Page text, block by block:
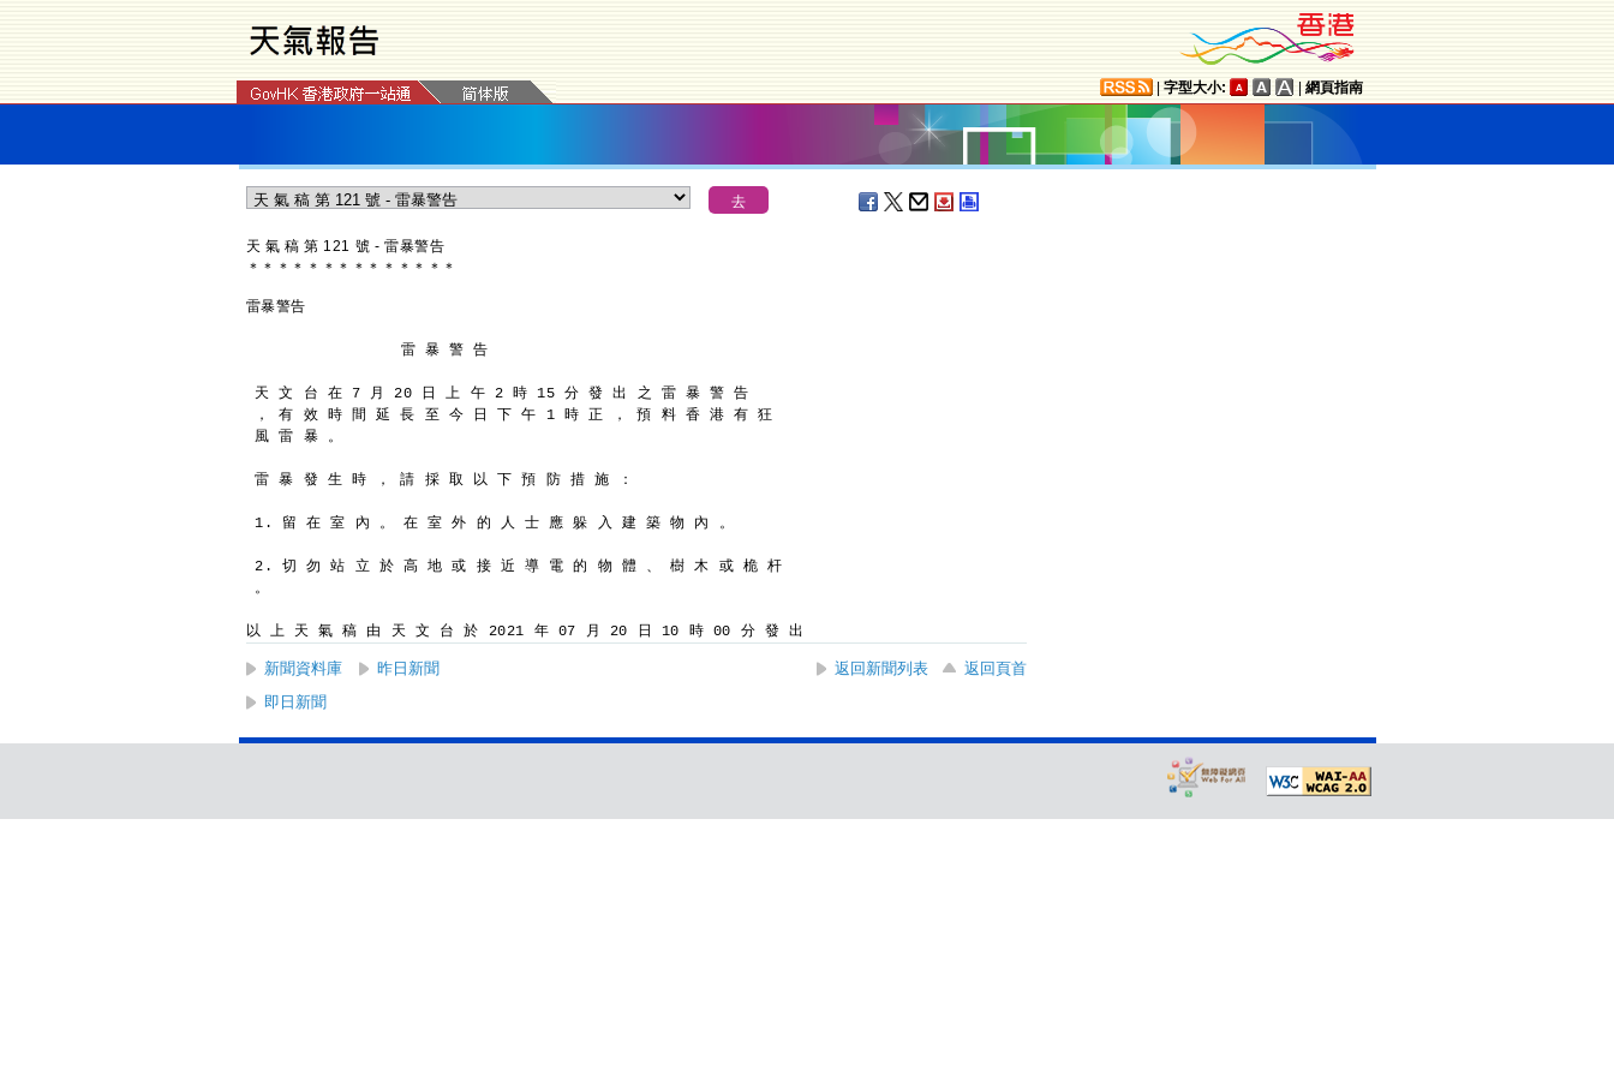
字型大小: 網頁指南
天 氣 稿 第 121 號 - 雷暴警告
＊ ＊ ＊ ＊ ＊ ＊ ＊ ＊ ＊ ＊ ＊ ＊ ＊ ＊
雷暴警告
                 雷 暴 警 告
天 文 台 在 7 月 20 日 上 午 2 時 15 分 發 出 之 雷 暴 警 告
， 有 效 時 間 延 長 至 今 日 下 午 1 時 正 ， 預 料 香 港 有 狂
風 雷 暴 。
雷 暴 發 生 時 ， 請 採 取 以 下 預 防 措 施 ：
1. 留 在 室 內 。 在 室 外 的 人 士 應 躲 入 建 築 物 內 。
2. 切 勿 站 立 於 高 地 或 接 近 導 電 的 物 體 、 樹 木 或 桅 杆
。
以 上 天 氣 稿 由 天 文 台 於 2021 年 07 月 20 日 10 時 00 分 發 出
新聞資料庫 昨日新聞 返回新聞列表
返回頁首
即日新聞